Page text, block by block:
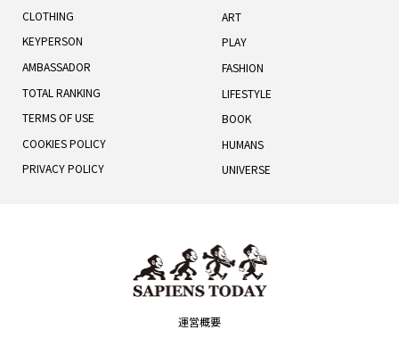
CLOTHING
KEYPERSON
AMBASSADOR
TOTAL RANKING
TERMS OF USE
COOKIES POLICY
PRIVACY POLICY
ART
PLAY
FASHION
LIFESTYLE
BOOK
HUMANS
UNIVERSE
運営概要